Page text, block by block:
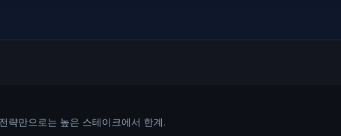
략만으로는 높은 스테이크에서 한계.